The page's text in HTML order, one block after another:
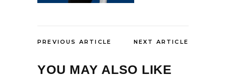
PREVIOUS ARTICLE NEXT ARTICLE
YOU MAY ALSO LIKE